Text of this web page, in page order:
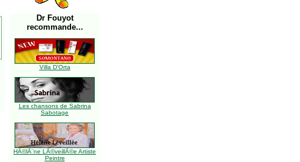
Dr Fouyot
recommande...
Villa D'Orta
Les chansons de Sabrina
Sabotage
HÃ©lÃ¨ne LÃ©veillÃ©e Artiste
Peintre